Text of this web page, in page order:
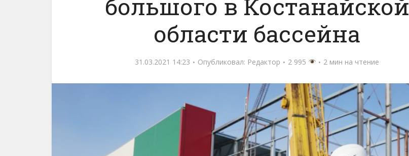
большого в Костанайской
области бассейна
31.03.2021 14:23 Опубликовал: Редактор 2 995 2 мин на чтение